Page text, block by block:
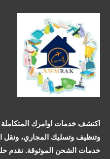
اكتشف خدمات اوامرك
وتنظيف وتسليك المجاري، ونقل
خدمات الشحن الموثوقة. نقدم